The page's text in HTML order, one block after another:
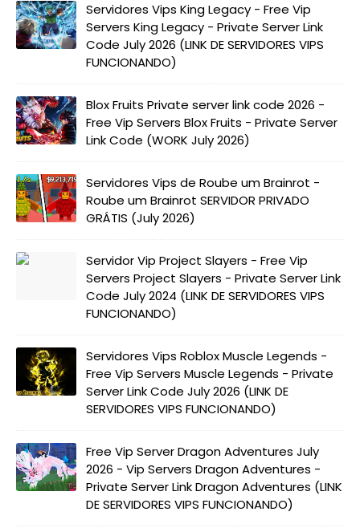
Servidores Vips King Legacy - Free Vip
Servers King Legacy - Private Server Link
Code July 2026 (LINK DE SERVIDORES VIPS
FUNCIONANDO)
Blox Fruits Private server link code 2026 -
Free Vip Servers Blox Fruits - Private Server
Link Code (WORK July 2026)
Servidores Vips de Roube um Brainrot -
Roube um Brainrot SERVIDOR PRIVADO
GRÁTIS (July 2026)
Servidor Vip Project Slayers - Free Vip
Servers Project Slayers - Private Server Link
Code July 2024 (LINK DE SERVIDORES VIPS
FUNCIONANDO)
Servidores Vips Roblox Muscle Legends -
Free Vip Servers Muscle Legends - Private
Server Link Code July 2026 (LINK DE
SERVIDORES VIPS FUNCIONANDO)
Free Vip Server Dragon Adventures July
2026 - Vip Servers Dragon Adventures -
Private Server Link Dragon Adventures (LINK
DE SERVIDORES VIPS FUNCIONANDO)